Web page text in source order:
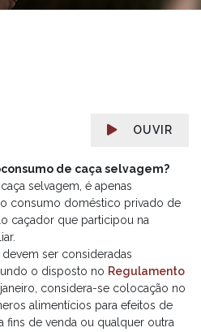
OUVIR
de caça selvagem?
selvagem, é apenas
consumo doméstico privado de
caçador que participou na
ser consideradas
o disposto no Regulamento
considera-se colocação no
alimentícios para efeitos de
fins de venda ou qualquer outra